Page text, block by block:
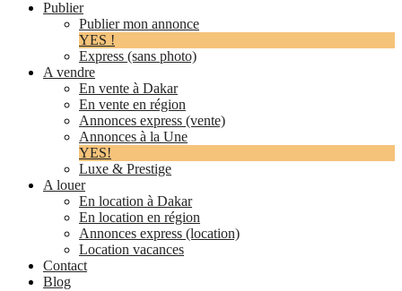
Publier
Publier mon annonce
YES !
Express (sans photo)
A vendre
En vente à Dakar
En vente en région
Annonces express (vente)
Annonces à la Une
YES!
Luxe & Prestige
A louer
En location à Dakar
En location en région
Annonces express (location)
Location vacances
Contact
Blog